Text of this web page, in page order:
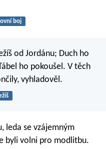
boj
od Jordánu; Duch ho
ho pokoušel. V těch
vyhladověl.
leda se vzájemným
byli volni pro modlitbu.